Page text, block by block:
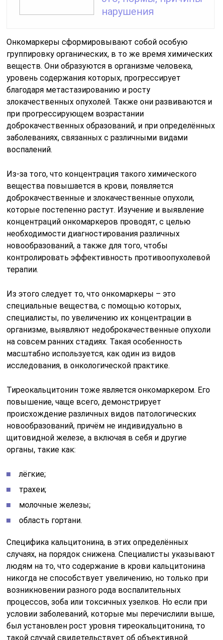
нарушения
Онкомаркеры сформировывают собой особую
группировку органических, в то же время химических
веществ. Они образуются в организме человека,
уровень содержания которых, прогрессирует
благодаря метастазированию и росту
злокачественных опухолей. Также они развиваются и
при прогрессирующем возрастании
доброкачественных образований, и при определённых
заболеваниях, связанных с различными видами
воспалений.
Из-за того, что концентрация такого химического
вещества повышается в крови, появляется
доброкачественные и злокачественные опухоли,
которые постепенно растут. Изучение и выявление
концентраций онкомаркеров проводят, с целью
необходимости диагностирования различных
новообразований, а также для того, чтобы
контролировать эффективность противоопухолевой
терапии.
Из этого следует то, что онкомаркеры – это
специальные вещества, с помощью которых,
специалисты, по увеличению их концентрации в
организме, выявляют недоброкачественные опухоли
на совсем ранних стадиях. Такая особенность
масштабно используется, как один из видов
исследования, в онкологической практике.
Тиреокальцитонин тоже является онкомаркером. Его
повышение, чаще всего, демонстрирует
происхождение различных видов патологических
новообразований, причём не индивидуально в
щитовидной железе, а включая в себя и другие
органы, такие как:
лёгкие;
трахеи;
молочные железы;
область гортани.
Специфика кальцитонина, в этих определённых
случаях, на порядок снижена. Специалисты указывают
людям на то, что содержание в крови кальцитонина
никогда не способствует увеличению, но только при
возникновении разного рода воспалительных
процессов, зоба или токсичных узелков. Но если при
условии заболеваний, которые мы перечислили выше,
был установлен рост уровня тиреокальцитонина, то
такой случай свидетельствует об объективной